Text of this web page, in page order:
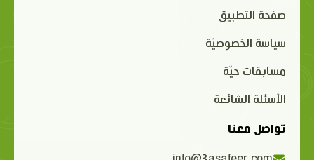
صفحة التطبيق
سياسة الخصوصيّة
مسابقات حيّة
الأسئلة الشائعة
تواصل معنا